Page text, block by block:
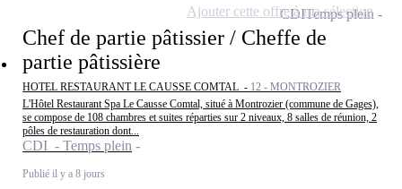
Chef de partie pâtissier / Cheffe de
partie pâtissière
HOTEL RESTAURANT LE CAUSSE COMTAL - 12 - MONTROZIER
L'Hôtel Restaurant Spa Le Causse Comtal, situé à Montrozier (commune de Gages),
se compose de 108 chambres et suites réparties sur 2 niveaux, 8 salles de réunion, 2
pôles de restauration dont...
CDI - Temps plein
Publié il y a 8 jours
CDITemps plein
Ajouter cette offre à ma sélection